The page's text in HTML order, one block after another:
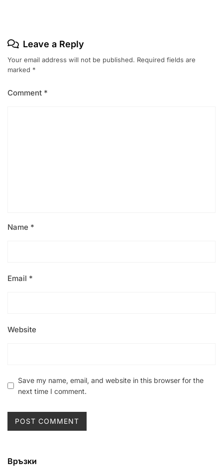
Leave a Reply
Your email address will not be published. Required fields are
marked *
Comment *
Name *
Email *
Website
Save my name, email, and website in this browser for the
next time I comment.
Връзки